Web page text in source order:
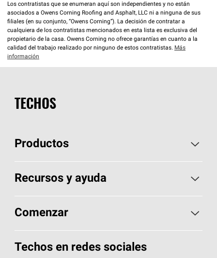
Los contratistas que se enumeran aquí son independientes y no están
asociados a Owens Corning Roofing and Asphalt, LLC ni a ninguna de sus
filiales (en su conjunto, “Owens Corning”). La decisión de contratar a
cualquiera de los contratistas mencionados en esta lista es exclusiva del
propietario de la casa. Owens Corning no ofrece garantías en cuanto a la
calidad del trabajo realizado por ninguno de estos contratistas. Más
información
TECHOS
Productos
Elija sus tejas
Encuentre un contratista
Componentes para techos
Recursos y ayuda
Aspectos básicos sobre techos
Herramientas de diseño y color
Comenzar
Llame al 1-800-GET-PINK®
Techos en redes sociales